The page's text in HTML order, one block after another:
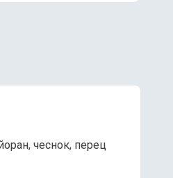
чеснок, перец